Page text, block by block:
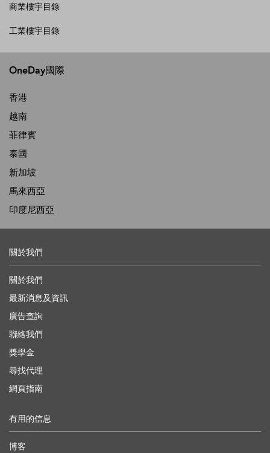
商業樓宇目錄
工業樓宇目錄
OneDay國際
香港
越南
菲律賓
泰國
新加坡
馬來西亞
印度尼西亞
關於我們
關於我們
最新消息及資訊
廣告查詢
聯絡我們
獎學金
尋找代理
網頁指南
有用的信息
博客